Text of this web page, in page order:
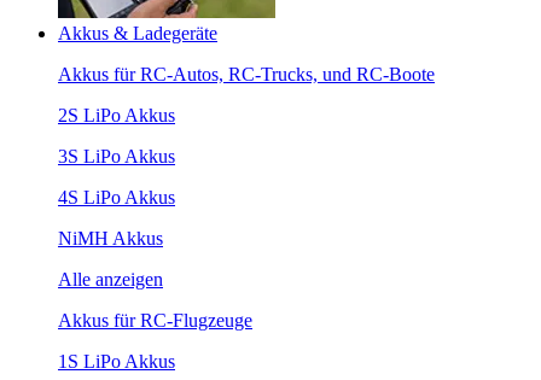
Akkus & Ladegeräte
Akkus für RC-Autos, RC-Trucks, und RC-Boote
2S LiPo Akkus
3S LiPo Akkus
4S LiPo Akkus
NiMH Akkus
Alle anzeigen
Akkus für RC-Flugzeuge
1S LiPo Akkus